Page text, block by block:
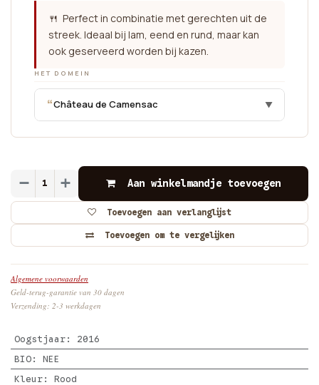
🍴 Perfect in combinatie met gerechten uit de
streek. Ideaal bij lam, eend en rund, maar kan
ook geserveerd worden bij kazen.
HET DOMEIN
“Château de Camensac ▼
Aan winkelmandje toevoegen
Toevoegen om te vergelijken
Toevoegen aan verlanglijst
Algemene voorwaarden
Geld-terug-garantie van 30 dagen
Verzending: 2-3 werkdagen
Oogstjaar: 2016
BIO: NEE
Kleur: Rood